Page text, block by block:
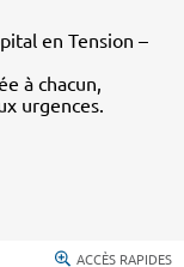
en Tension –
à chacun,
urgences.
ACCÈS RAPIDES